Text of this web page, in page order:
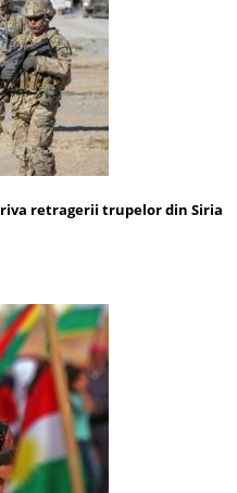
retragerii trupelor din Siria